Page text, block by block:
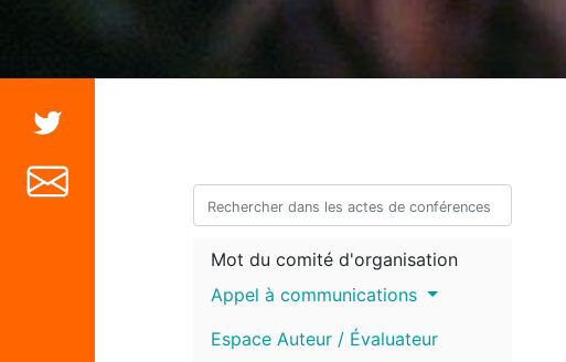
Mot du comité d'organisation
Appel à communications
Espace Auteur / Évaluateur